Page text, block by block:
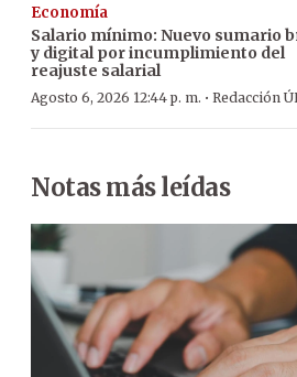
Economía
Salario mínimo: Nuevo sumario
y digital por incumplimiento del
reajuste salarial
Agosto 6, 2026 12:44 p. m. · Redacción
Notas más leídas